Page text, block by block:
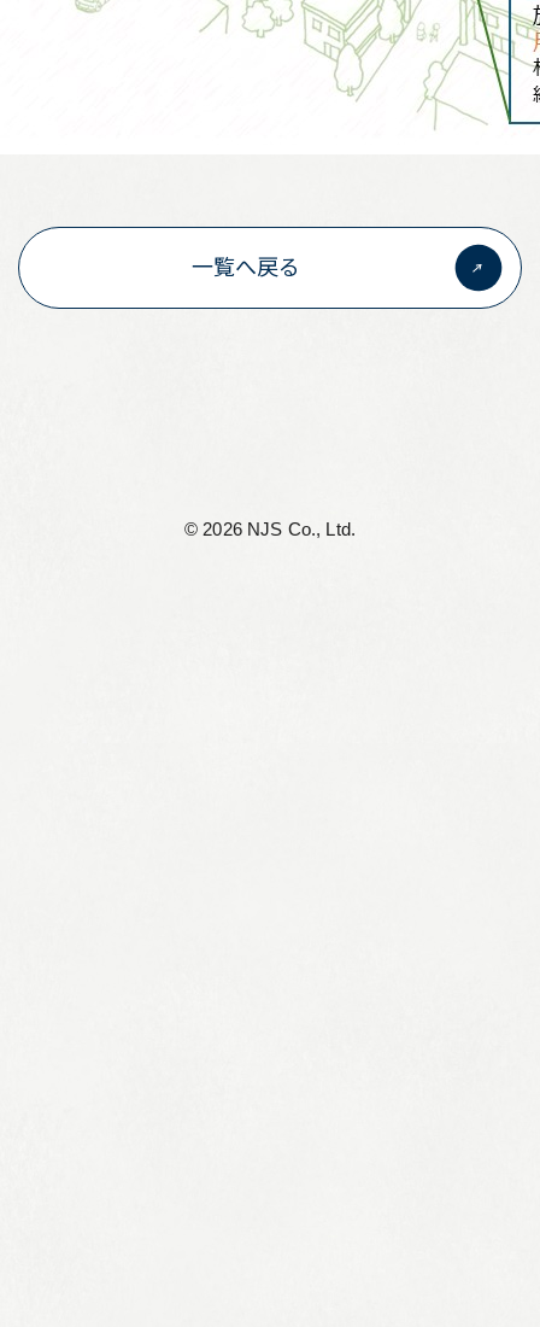
一覧へ戻る
©︎ 2026 NJS Co., Ltd.